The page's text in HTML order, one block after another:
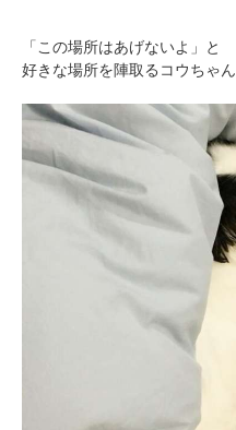
「この場所はあげないよ」と
好きな場所を陣取るコウちゃん